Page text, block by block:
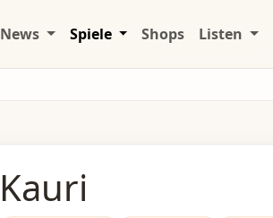
News Spiele Shops Listen
Kauri